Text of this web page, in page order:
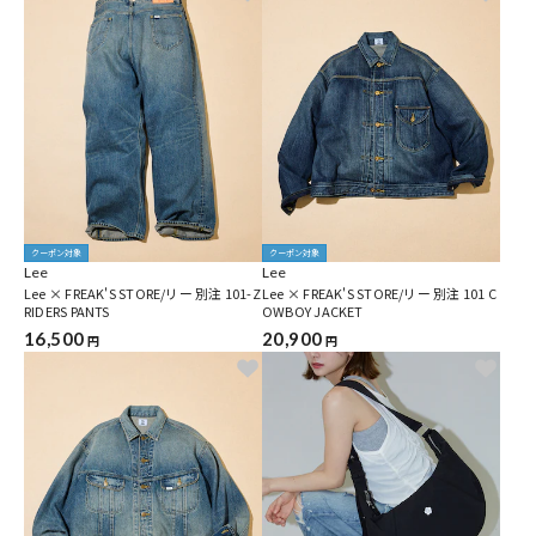
クーポン対象
Lee
Lee × FREAK'S STORE/リー 別注 101-Z
RIDERS PANTS
16,500 円
クーポン対象
Lee
Lee × FREAK'S STORE/リー 別注 101 C
OWBOY JACKET
20,900 円